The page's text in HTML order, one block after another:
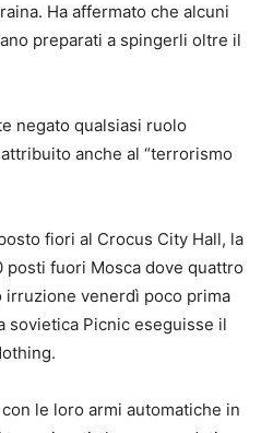
Ha affermato che alcuni
preparati a spingerli oltre il
negato qualsiasi ruolo
anche al “terrorismo
fiori al Crocus City Hall, la
posti fuori Mosca dove quattro
irruzione venerdì poco prima
sovietica Picnic eseguisse il
le loro armi automatiche in